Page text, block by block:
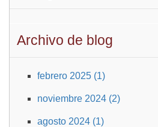
Archivo de blog
febrero 2025 (1)
noviembre 2024 (2)
agosto 2024 (1)